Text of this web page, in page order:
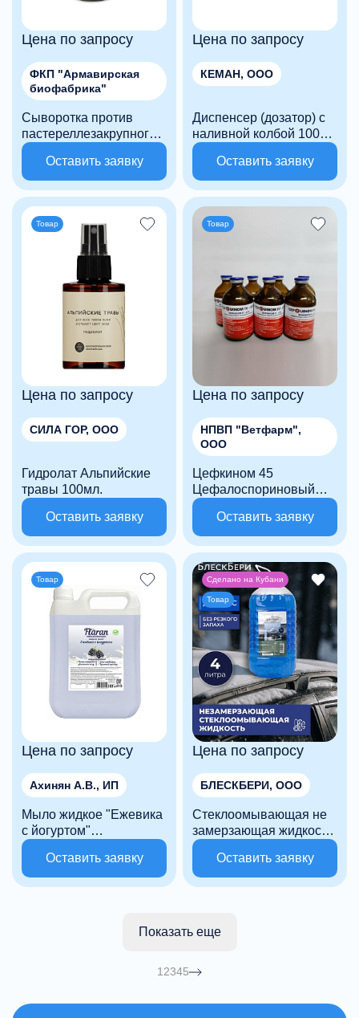
Цена по запросу
ФКП "Армавирская
биофабрика"
Сыворотка против
пастереллезакрупного
рогатого скота, овец и
свинейОставить заявку
Цена по запросу
КЕМАН, ООО
Диспенсер (дозатор) с
наливной колбой 1000
мл для жидкого и
пенного дозирования
Оставить заявку
Товар
Цена по запросу
СИЛА ГОР, ООО
Гидролат Альпийские
травы 100мл.
Оставить заявку
Товар
Цена по запросу
НПВП "Ветфарм",
ООО
Цефкином 45
Цефалоспориновый
антибиотик 4-го
поколения 45 мг/мл
Оставить заявку
Товар
Цена по запросу
Ахинян А.В., ИП
Мыло жидкое "Ежевика
с йогуртом"
гипоаллергенное, с
эффектом увлажнения
5 л
Оставить заявку
Сделано на Кубани
Товар
Цена по запросу
БЛЕСКБЕРИ, ООО
Стеклоомывающая не
замерзающая жидкость
5л
Оставить заявку
Показать еще
1 2345